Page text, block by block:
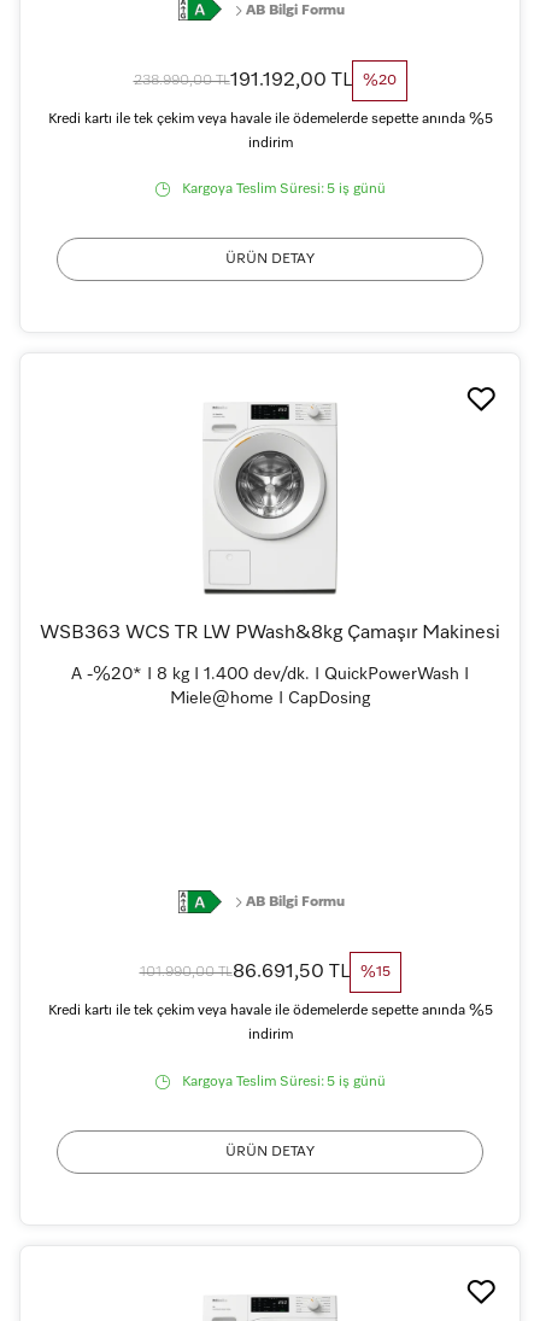
AB Bilgi Formu
238.990,00 TL191.192,00 TL %20
Kredi kartı ile tek çekim veya havale ile ödemelerde sepette anında %5
indirim
Kargoya Teslim Süresi: 5 iş günü
ÜRÜN DETAY
WSB363 WCS TR LW PWash&8kg Çamaşır Makinesi
A -%20* I 8 kg I 1.400 dev/dk. I QuickPowerWash I
Miele@home I CapDosing
AB Bilgi Formu
101.990,00 TL86.691,50 TL %15
Kredi kartı ile tek çekim veya havale ile ödemelerde sepette anında %5
indirim
Kargoya Teslim Süresi: 5 iş günü
ÜRÜN DETAY